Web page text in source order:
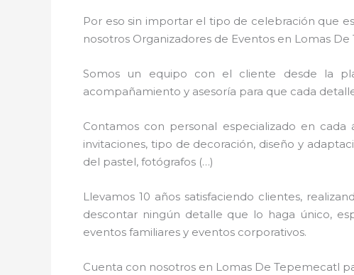
Por eso sin importar el tipo de celebración que
nosotros Organizadores de Eventos en Lomas
Somos un equipo con el cliente desde la
acompañamiento y asesoría para que cada
Contamos con personal especializado en
invitaciones, tipo de decoración, diseño y
del pastel, fotógrafos (…)
Llevamos 10 años satisfaciendo clientes,
descontar ningún detalle que lo haga único,
eventos familiares y eventos corporativos.
Cuenta con nosotros en Lomas De Tepemecatl